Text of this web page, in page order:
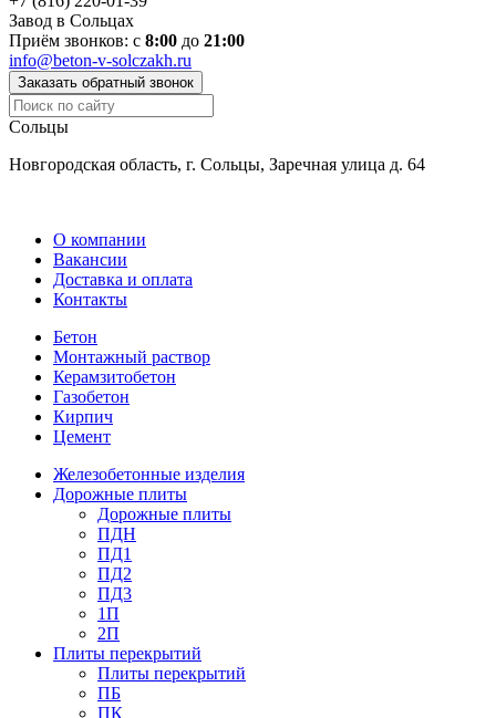
Завод в Сольцах
Приём звонков: с 8:00 до 21:00
info@beton-v-solczakh.ru
Заказать обратный звонок
Сольцы
Новгородская область, г. Сольцы, Заречная улица д. 64
О компании
Вакансии
Доставка и оплата
Контакты
Бетон
Монтажный раствор
Керамзитобетон
Газобетон
Кирпич
Цемент
Железобетонные изделия
Дорожные плиты
Дорожные плиты
ПДН
ПД1
ПД2
ПД3
1П
2П
Плиты перекрытий
Плиты перекрытий
ПБ
ПК